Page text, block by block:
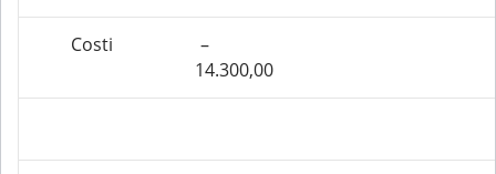
Costi
–
14.300,00